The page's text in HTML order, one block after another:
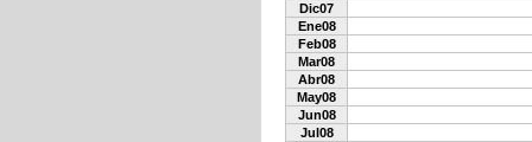
Dic07
Ene08
Feb08
Mar08
Abr08
May08
Jun08
Jul08